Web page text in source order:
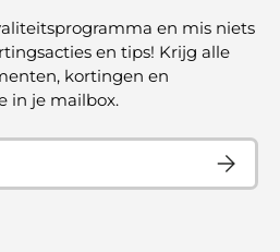
en mis niets
en tips! Krijg alle
kortingen en
in je mailbox.